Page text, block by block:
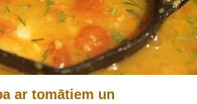
ar tomātiem un